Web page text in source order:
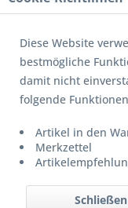
Diese Website
bestmögliche
damit nicht
folgende
Artikel in den
Merkzettel
Schließen